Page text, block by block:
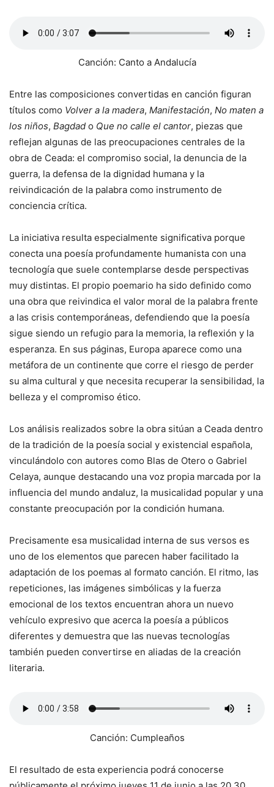
Canción: Canto a Andalucía
Entre las composiciones convertidas en canción figuran
títulos como Volver a la madera, Manifestación, No maten a
los niños, Bagdad o Que no calle el cantor, piezas que
reflejan algunas de las preocupaciones centrales de la
obra de Ceada: el compromiso social, la denuncia de la
guerra, la defensa de la dignidad humana y la
reivindicación de la palabra como instrumento de
conciencia crítica.
La iniciativa resulta especialmente significativa porque
conecta una poesía profundamente humanista con una
tecnología que suele contemplarse desde perspectivas
muy distintas. El propio poemario ha sido definido como
una obra que reivindica el valor moral de la palabra frente
a las crisis contemporáneas, defendiendo que la poesía
sigue siendo un refugio para la memoria, la reflexión y la
esperanza. En sus páginas, Europa aparece como una
metáfora de un continente que corre el riesgo de perder
su alma cultural y que necesita recuperar la sensibilidad, la
belleza y el compromiso ético.
Los análisis realizados sobre la obra sitúan a Ceada dentro
de la tradición de la poesía social y existencial española,
vinculándolo con autores como Blas de Otero o Gabriel
Celaya, aunque destacando una voz propia marcada por la
influencia del mundo andaluz, la musicalidad popular y una
constante preocupación por la condición humana.
Precisamente esa musicalidad interna de sus versos es
uno de los elementos que parecen haber facilitado la
adaptación de los poemas al formato canción. El ritmo, las
repeticiones, las imágenes simbólicas y la fuerza
emocional de los textos encuentran ahora un nuevo
vehículo expresivo que acerca la poesía a públicos
diferentes y demuestra que las nuevas tecnologías
también pueden convertirse en aliadas de la creación
literaria.
Canción: Cumpleaños
El resultado de esta experiencia podrá conocerse